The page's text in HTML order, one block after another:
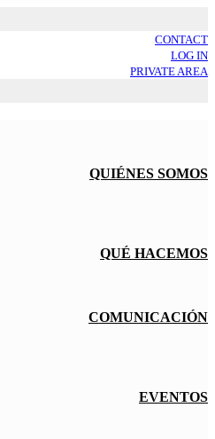
CONTACT
LOG IN
PRIVATE AREA
QUIÉNES SOMOS
QUÉ HACEMOS
COMUNICACIÓN
EVENTOS